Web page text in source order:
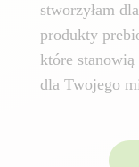
stworzyłam
produkty
które
dla Twojego